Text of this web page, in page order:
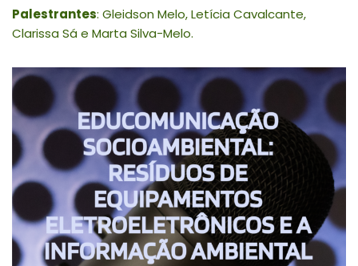
Palestrantes: Gleidson Melo, Letícia Cavalcante,
Clarissa Sá e Marta Silva-Melo.